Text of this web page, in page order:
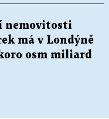
nemovitosti
má v Londýně
osm miliard